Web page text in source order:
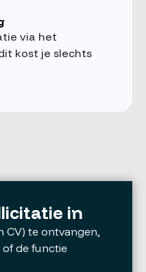
via het
kost je slechts
in
CV) te ontvangen,
de functie